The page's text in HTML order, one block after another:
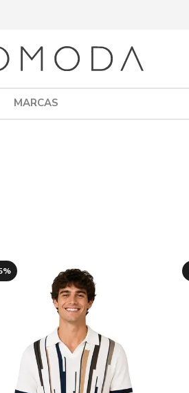
MARCAS